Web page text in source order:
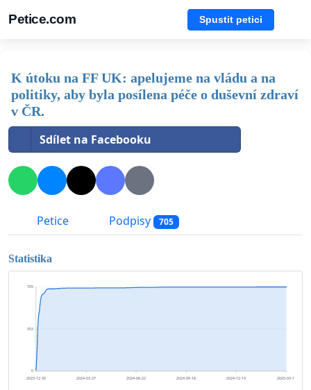
Petice.com Spustit petici
K útoku na FF UK: apelujeme na vládu a na
politiky, aby byla posílena péče o duševní zdraví
v ČR.
Sdílet na Facebooku
Petice Podpisy 705
Statistika
0
353
705
2023-12-30 2024-03-27 2024-06-22 2024-09-18 2024-12-14 2025-03-12